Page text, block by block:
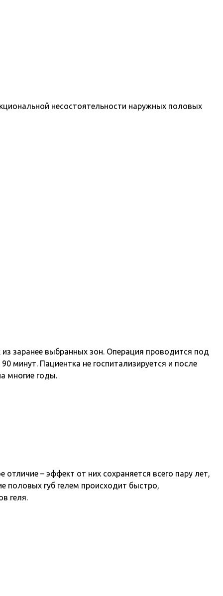
несостоятельности наружных половых
заранее выбранных зон. Операция проводится под
минут. Пациентка не госпитализируется и после
многие годы.
– эффект от них сохраняется всего пару лет,
половых губ гелем происходит быстро,
геля.